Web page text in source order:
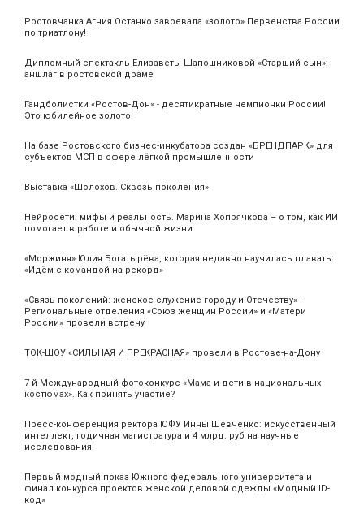
Ростовчанка Агния Останко завоевала «золото» Первенства России
по триатлону!
Дипломный спектакль Елизаветы Шапошниковой «Старший сын»:
аншлаг в ростовской драме
Гандболистки «Ростов-Дон» - десятикратные чемпионки России!
Это юбилейное золото!
На базе Ростовского бизнес-инкубатора создан «БРЕНДПАРК» для
субъектов МСП в сфере лёгкой промышленности
Выставка «Шолохов. Сквозь поколения»
Нейросети: мифы и реальность. Марина Хопрячкова – о том, как ИИ
помогает в работе и обычной жизни
«Моржиня» Юлия Богатырёва, которая недавно научилась плавать:
«Идём с командой на рекорд»
«Связь поколений: женское служение городу и Отечеству» –
Региональные отделения «Союз женщин России» и «Матери
России» провели встречу
ТОК-ШОУ «СИЛЬНАЯ И ПРЕКРАСНАЯ» провели в Ростове-на-Дону
7-й Международный фотоконкурс «Мама и дети в национальных
костюмах». Как принять участие?
Пресс-конференция ректора ЮФУ Инны Шевченко: искусственный
интеллект, годичная магистратура и 4 млрд. руб на научные
исследования!
Первый модный показ Южного федерального университета и
финал конкурса проектов женской деловой одежды «Модный ID-
код»